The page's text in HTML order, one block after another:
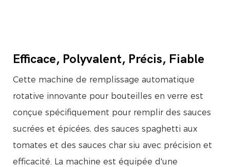
Efficace, Polyvalent, Précis, Fiable
Cette machine de remplissage automatique
rotative innovante pour bouteilles en verre est
conçue spécifiquement pour remplir des sauces
sucrées et épicées, des sauces spaghetti aux
tomates et des sauces char siu avec précision et
efficacité. La machine est équipée d'une